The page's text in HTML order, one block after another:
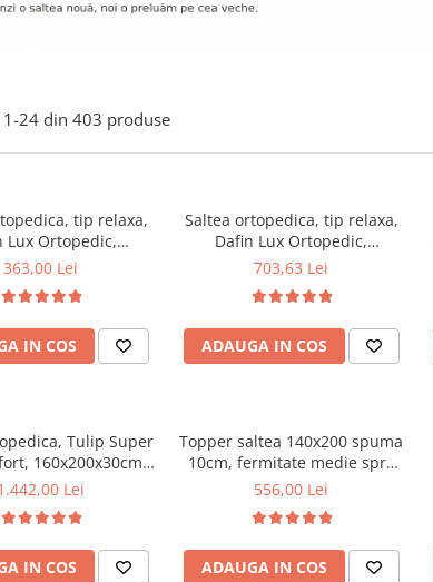
1-24 din 403 produse
tip relaxa,
Lux Ortopedic,
fermitate
vara-iarna, sistem
cu butoni, Salt
Confort
363,00 Lei
IN COS
Saltea ortopedica, tip relaxa,
Dafin Lux Ortopedic,
160x200x21cm, fermitate
Bonell, fata vara-iarna, sistem
de aerisire cu butoni, Salt
Confort
703,63 Lei
ADAUGA IN COS
Tulip Super
160x200x30cm,
tare, cu plasa de
banda Spaceair,
Saltsib
Lei
IN COS
Topper saltea 140x200 spuma
10cm, fermitate medie spre
tare, spuma poliuretanica,
microfibra, Saltsib
556,00 Lei
ADAUGA IN COS